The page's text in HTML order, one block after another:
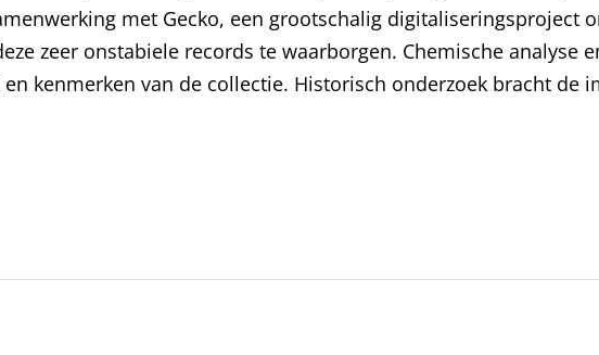
met Gecko, een grootschalig digitaliseringsproject
zeer onstabiele records te waarborgen. Chemische analyse
kenmerken van de collectie. Historisch onderzoek bracht de